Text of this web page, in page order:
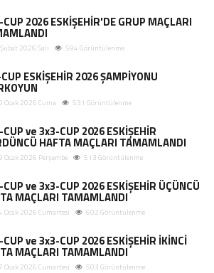
2026 ESKİŞEHİR'DE GRUP MAÇLARI
2026 Salı 594 Görüntülenme
ESKİŞEHİR 2026 ŞAMPİYONU
Ocak 2026 Cuma 531 Görüntülenme
CUP ve 3x3-CUP 2026 ESKİŞEHİR
HAFTA MAÇLARI TAMAMLANDI
Ocak 2026 Perşembe 513 Görüntülenme
ve 3x3-CUP 2026 ESKİŞEHİR ÜÇÜNCÜ
MAÇLARI TAMAMLANDI
Ocak 2026 Cumartesi 602 Görüntülenme
CUP ve 3x3-CUP 2026 ESKİŞEHİR İKİNCİ
MAÇLARI TAMAMLANDI
Ocak 2026 Cumartesi 503 Görüntülenme